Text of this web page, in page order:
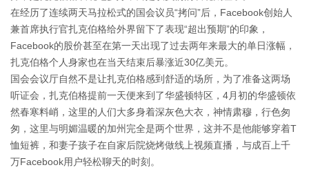
在经历了连续两天马拉松式的国会议员“拷问”后，Facebook创始人
兼首席执行官扎克伯格给外界留下了表现“超出预期”的印象，
Facebook的股价甚至在第一天出现了过去两年来最大的单日涨幅，
扎克伯格个人身家也在当天结束后暴涨近30亿美元。
国会会议厅自然不是让扎克伯格感到舒适的场所，为了准备这两场
听证会，扎克伯格提前一天便来到了华盛顿特区，4月初的华盛顿依
然春寒料峭，这里的人们大多身着深灰色大衣，神情肃穆，行色匆
匆，这里与明媚温暖的加州完全是两个世界，这并不是他能够穿着T
恤短裤，和妻子孩子在自家后院烧烤做线上视频直播，与成百上千
万Facebook用户轻松聊天的时刻。